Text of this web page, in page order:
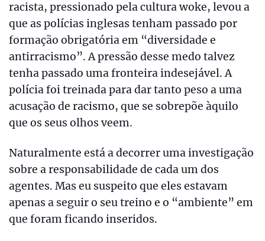
racista, pressionado pela cultura woke, levou a
que as polícias inglesas tenham passado por
formação obrigatória em “diversidade e
antirracismo”. A pressão desse medo talvez
tenha passado uma fronteira indesejável. A
polícia foi treinada para dar tanto peso a uma
acusação de racismo, que se sobrepõe àquilo
que os seus olhos veem.
Naturalmente está a decorrer uma investigação
sobre a responsabilidade de cada um dos
agentes. Mas eu suspeito que eles estavam
apenas a seguir o seu treino e o “ambiente” em
que foram ficando inseridos.